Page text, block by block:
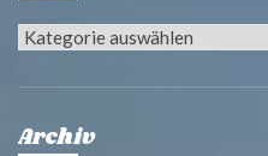
Kategorien
Archiv